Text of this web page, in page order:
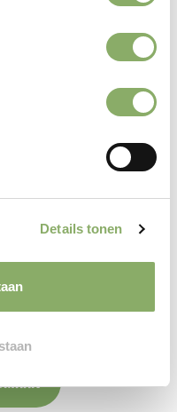
Details tonen
runderen
combineert.
uiteenlopende
en wordt verrijkt
het geen
rijke smaak,
duurzame